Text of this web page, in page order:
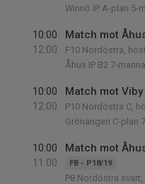
Winnö IP A-plan 5-
10:00
12:00
Match mot
F10 Nordöstra, höst
Åhus IP B2 7-manna
10:00
12:00
Match mot Viby
P10 Nordöstra C,
Grönängen C-plan
10:00
11:00
Match mot
FB - P18/19
P8 Nordöstra